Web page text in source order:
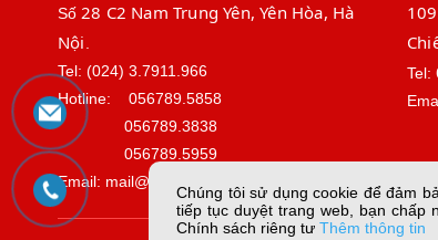
Số 28 C2 Nam Trung Yên, Yên Hòa, Hà
Nội
Tel: (024) 3.7911.966
Hotline: 056789.5858
056789.3838
056789.5959
Email: mail@sieuviet.vn
Tel:
Chúng tôi sử dụng cookie để đảm
tiếp tục duyệt trang web, bạn chấp
Chính sách riêng tưThêm thông tin